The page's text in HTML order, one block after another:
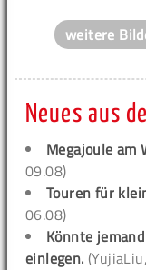
weitere
Neues aus
Megajoule am
09.08)
Touren für
06.08)
Könnte
einlegen.